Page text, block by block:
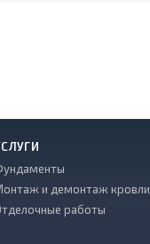
и демонтаж кровли
работы